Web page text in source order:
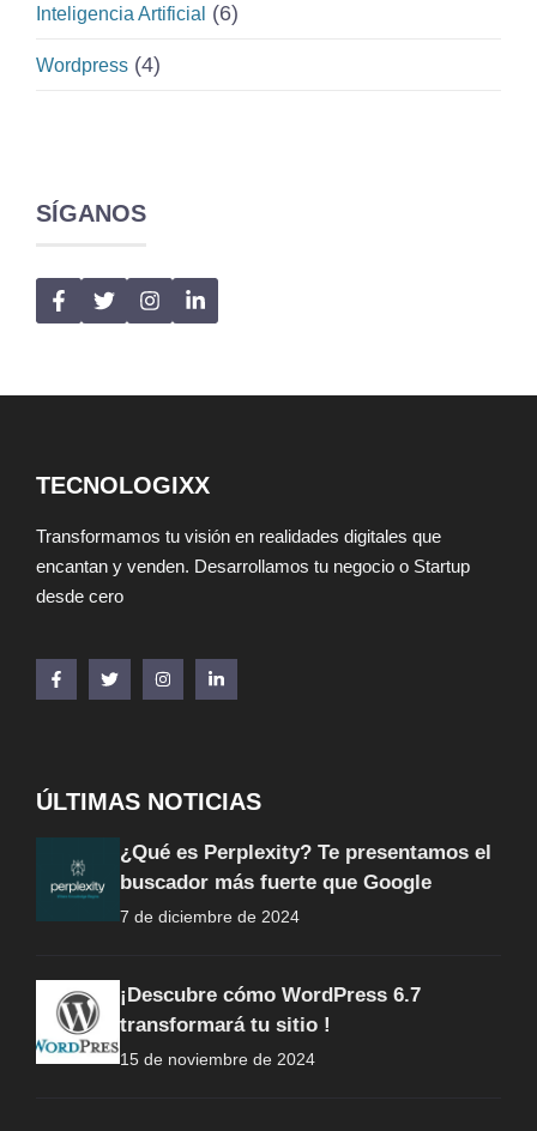
Inteligencia Artificial (6)
Wordpress (4)
SÍGANOS
TECNOLOGIXX
Transformamos tu visión en realidades digitales que
encantan y venden. Desarrollamos tu negocio o Startup
desde cero
ÚLTIMAS NOTICIAS
¿Qué es Perplexity? Te presentamos el
buscador más fuerte que Google
7 de diciembre de 2024
¡Descubre cómo WordPress 6.7
transformará tu sitio !
15 de noviembre de 2024